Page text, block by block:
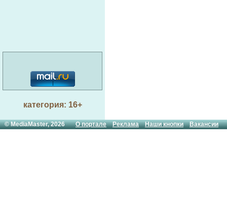
категория: 16+
© MediaMaster, 2026О портале Реклама Наши кнопки Вакансии